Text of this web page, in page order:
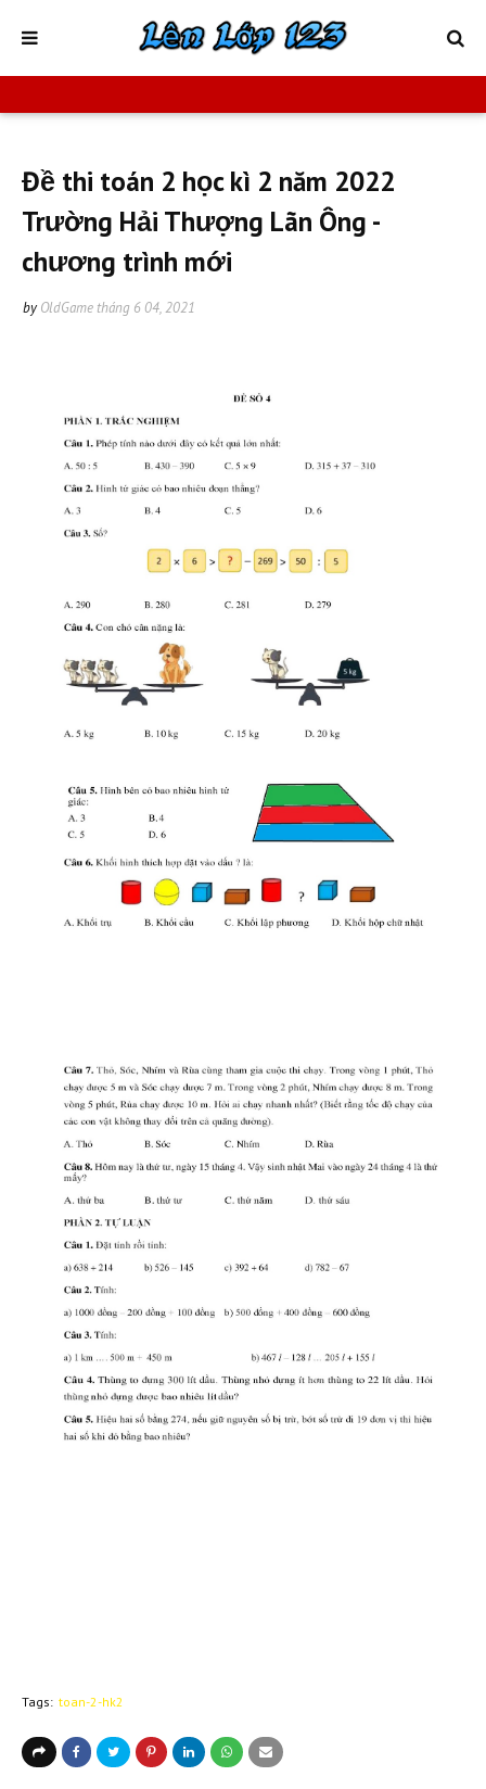
Đề thi toán 2 học kì 2 năm 2022
Trường Hải Thượng Lãn Ông -
chương trình mới
by OldGame tháng 6 04, 2021
Tags: toan-2-hk2